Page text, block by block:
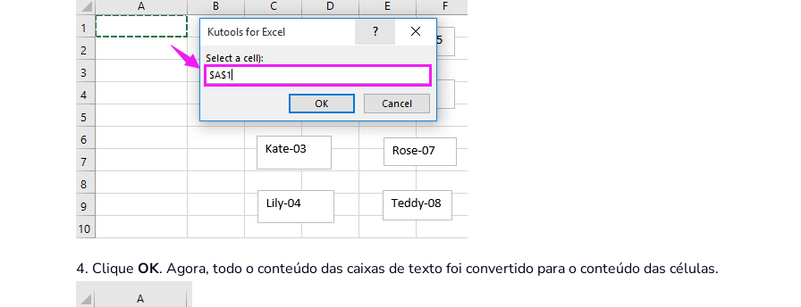
4. Clique OK. Agora, todo o conteúdo das caixas de texto foi convertido para o conteúdo das células.